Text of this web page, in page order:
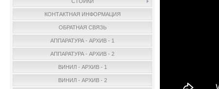
КОНТАКТНАЯ ИНФОРМАЦИЯ
ОБРАТНАЯ СВЯЗЬ
АППАРАТУРА - АРХИВ - 1
АППАРАТУРА - АРХИВ - 2
ВИНИЛ - АРХИВ - 1
ВИНИЛ - АРХИВ - 2